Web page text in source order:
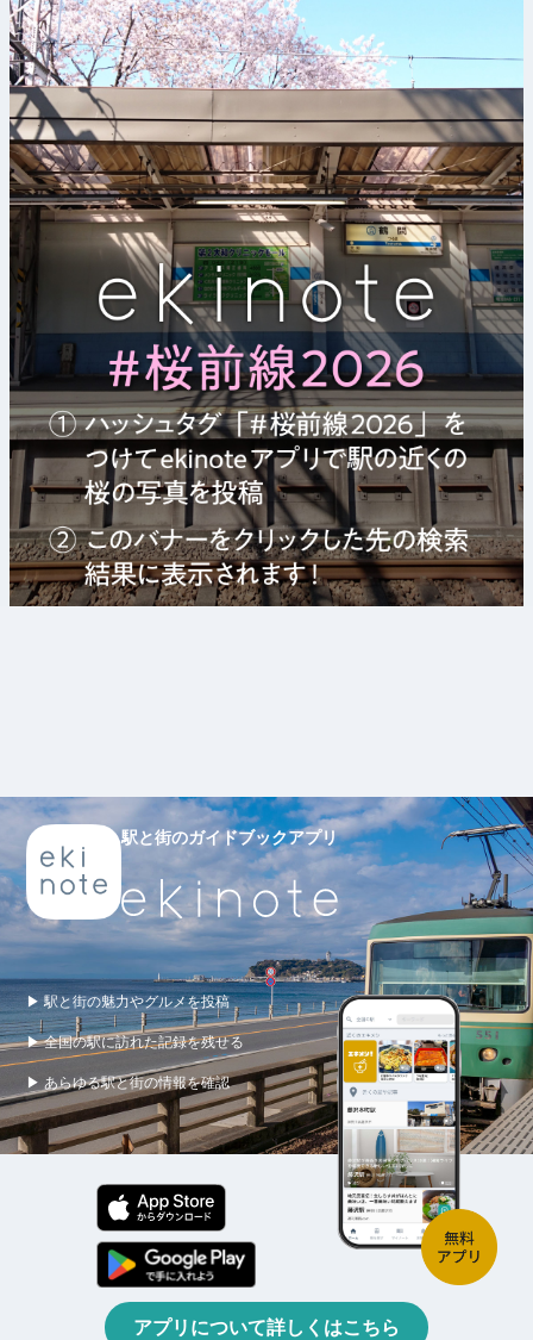
駅と街のガイドブックアプリ
▶ 駅と街の魅力やグルメを投稿
▶ 全国の駅に訪れた記録を残せる
▶ あらゆる駅と街の情報を確認
アプリについて詳しくはこちら